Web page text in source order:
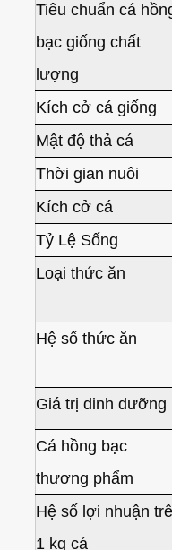
Tiêu chuẩn cá
bạc giống chất
lượng
Kích cở cá giống
Mật độ thả cá
Thời gian nuôi
Kích cở cá
Tỷ Lệ Sống
Loại thức ăn
Hệ số thức ăn
Giá trị dinh dưỡng
Cá hồng bạc
thương phẩm
Hệ số lợi nhuận
1 kg cá